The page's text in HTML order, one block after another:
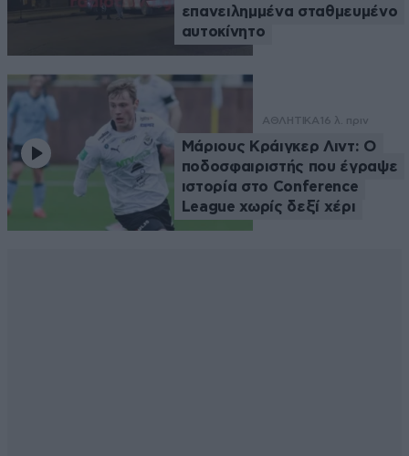
επανειλημμένα σταθμευμένο
αυτοκίνητο
ΑΘΛΗΤΙΚΑ 16 λ. πριν
Μάριους Κράιγκερ Λιντ: Ο
ποδοσφαιριστής που έγραψε
ιστορία στο Conference
League χωρίς δεξί χέρι